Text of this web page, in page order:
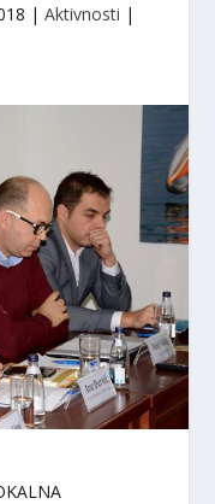
| Aktivnosti |